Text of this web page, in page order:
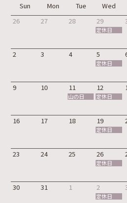
Sun Mon Tue Wed
26
27 28 29
定休日
2 3 4 5
定休日
9 10 11
山の日
12
定休日
16 17 18 19
定休日
23 24 25 26
定休日
30 31 1 2
定休日